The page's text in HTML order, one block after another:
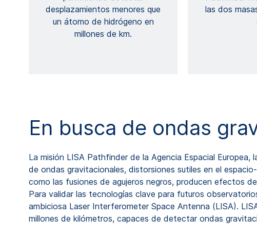
desplazamientos menores que
un átomo de hidrógeno en
millones de km.
las dos
En busca de ondas
La misión LISA Pathfinder de la Agencia Espacial
de ondas gravitacionales, distorsiones sutiles en el
como las fusiones de agujeros negros, producen efectos
Para validar las tecnologías clave para futuros
ambiciosa Laser Interferometer Space Antenna (LISA).
millones de kilómetros, capaces de detectar ondas